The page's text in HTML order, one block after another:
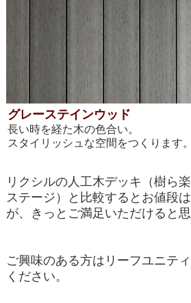
グレーステインウッド
長い時を経た木の色合い。
スタイリッシュな空間をつくります。
リクシルの人工木デッキ（樹ら
ステージ）と比較するとお値段
が、きっとご満足いただけると思
ご興味のある方はリーフユニテ
ください。